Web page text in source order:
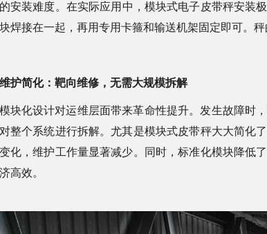
安装难度。在实际应用中，模块式电子皮带秤安
焊接在一起，再用专用卡箍和输送机架固定即可。
护简化：靶向维修，无需大规模拆解
块化设计对运维层面带来革命性提升。发生故障时
整个系统进行拆解。尤其是模块式皮带秤大大简化
化，维护工作量显著减少。同时，标准化模块降低
高效。